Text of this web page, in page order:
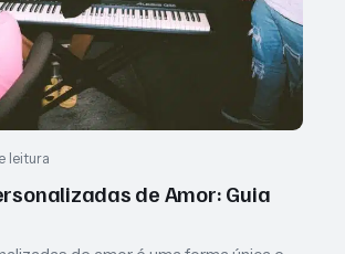
leitura
de Amor: Guia